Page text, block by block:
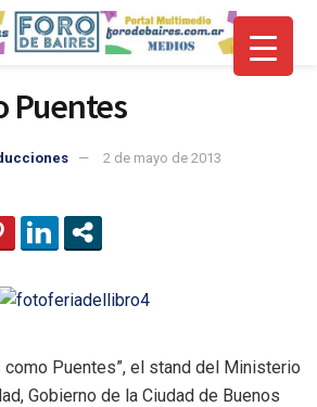
Puentes
2 de mayo de 2013
como Puentes”, el stand del Ministerio
Gobierno de la Ciudad de Buenos